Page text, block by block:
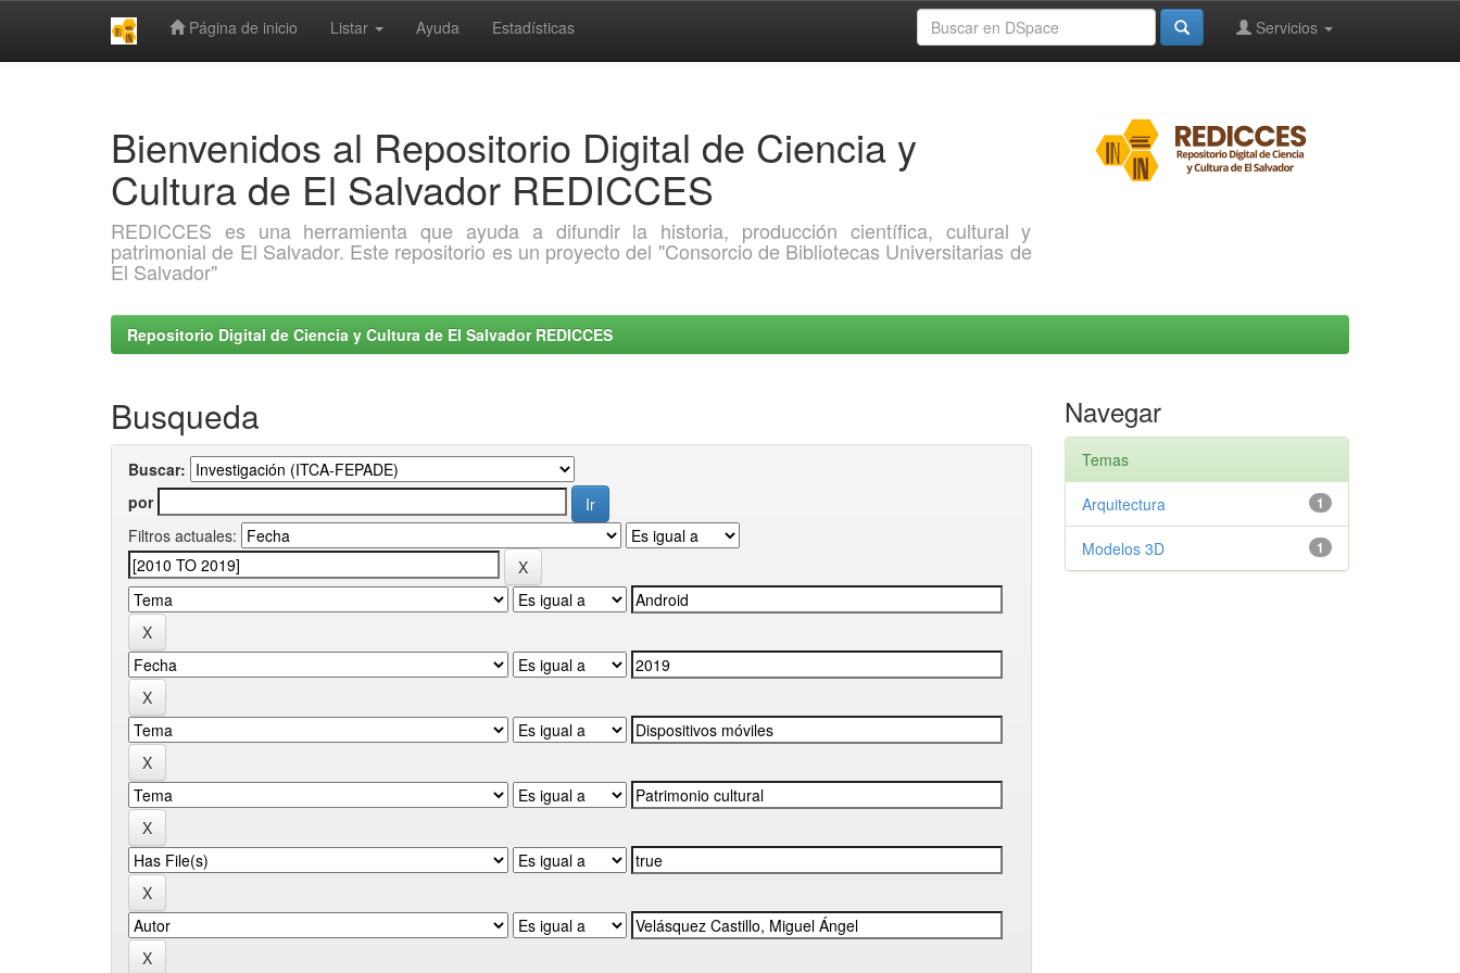
Página de inicio Listar Ayuda Estadísticas Servicios
Bienvenidos al Repositorio Digital de Ciencia y
Cultura de El Salvador REDICCES
REDICCES es una herramienta que ayuda a difundir la historia, producción científica, cultural y
patrimonial de El Salvador. Este repositorio es un proyecto del "Consorcio de Bibliotecas Universitarias de
El Salvador"
Repositorio Digital de Ciencia y Cultura de El Salvador REDICCES
Busqueda
Buscar:
por
Filtros actuales:
Navegar
Temas
1
Arquitectura
1
Modelos 3D